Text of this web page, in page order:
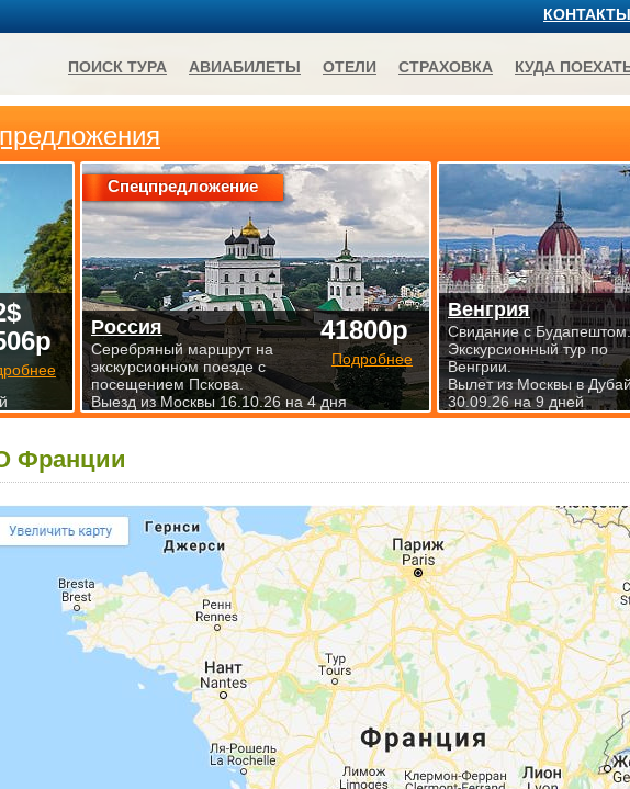
Франции
Спецпредложение
41800р
Подробнее
Россия
Серебряный маршрут на
экскурсионном поезде с
посещением Пскова.
Выезд из Москвы 16.10.26 на 4 дня
Венгрия
Свидание с Будапештом.
Экскурсионный тур по
Венгрии.
Вылет из Москвы в
30.09.26 на 9 дней
КОНТАКТЫ
ПОИСК ТУРА АВИАБИЛЕТЫ ОТЕЛИ СТРАХОВКА КУДА